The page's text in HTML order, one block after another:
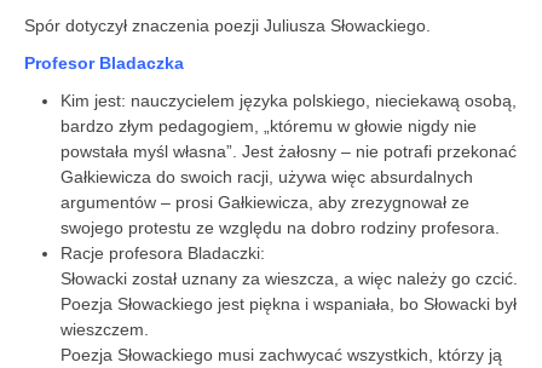
Spór dotyczył znaczenia poezji Juliusza Słowackiego.
Profesor Bladaczka
Kim jest: nauczycielem języka polskiego, nieciekawą osobą,
bardzo złym pedagogiem, „któremu w głowie nigdy nie
powstała myśl własna”. Jest żałosny – nie potrafi przekonać
Gałkiewicza do swoich racji, używa więc absurdalnych
argumentów – prosi Gałkiewicza, aby zrezygnował ze
swojego protestu ze względu na dobro rodziny profesora.
Racje profesora Bladaczki:
Słowacki został uznany za wieszcza, a więc należy go czcić.
Poezja Słowackiego jest piękna i wspaniała, bo Słowacki był
wieszczem.
Poezja Słowackiego musi zachwycać wszystkich, którzy ją